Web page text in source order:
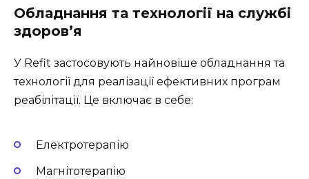
Обладнання та технології на службі
здоров’я
У Refit застосовують найновіше обладнання та
технології для реалізації ефективних програм
реабілітації. Це включає в себе:
Електротерапію
Магнітотерапію